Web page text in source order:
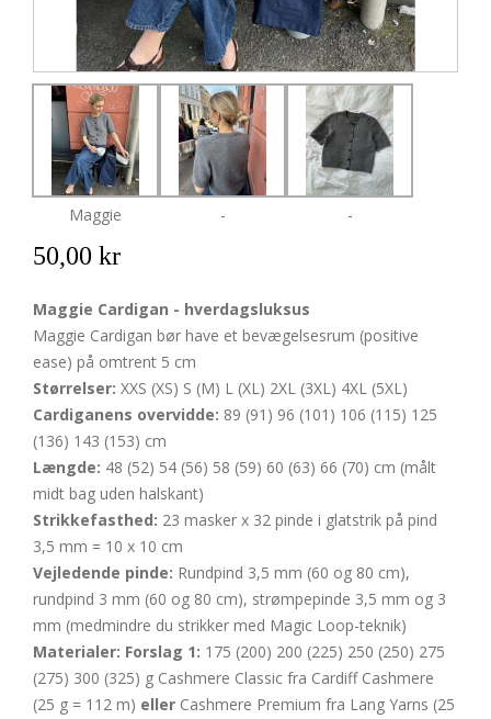
Maggie - -
50,00 kr
Maggie Cardigan - hverdagsluksus
Maggie Cardigan bør have et bevægelsesrum (positive
ease) på omtrent 5 cm
Størrelser: XXS (XS) S (M) L (XL) 2XL (3XL) 4XL (5XL)
Cardiganens overvidde: 89 (91) 96 (101) 106 (115) 125
(136) 143 (153) cm
Længde: 48 (52) 54 (56) 58 (59) 60 (63) 66 (70) cm (målt
midt bag uden halskant)
Strikkefasthed: 23 masker x 32 pinde i glatstrik på pind
3,5 mm = 10 x 10 cm
Vejledende pinde: Rundpind 3,5 mm (60 og 80 cm),
rundpind 3 mm (60 og 80 cm), strømpepinde 3,5 mm og 3
mm (medmindre du strikker med Magic Loop-teknik)
Materialer: Forslag 1: 175 (200) 200 (225) 250 (250) 275
(275) 300 (325) g Cashmere Classic fra Cardiff Cashmere
(25 g = 112 m) eller Cashmere Premium fra Lang Yarns (25